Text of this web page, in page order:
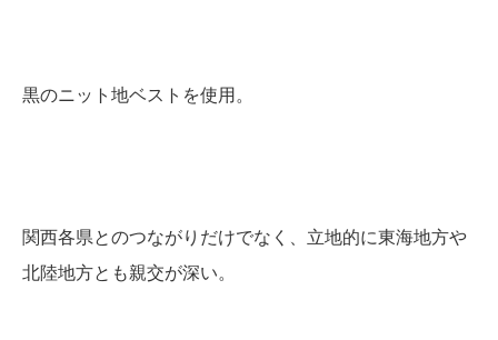
黒のニット地ベストを使用。
関西各県とのつながりだけでなく、立地的に東海地方や
北陸地方とも親交が深い。